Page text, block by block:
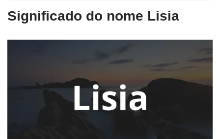
Significado do nome Lisia